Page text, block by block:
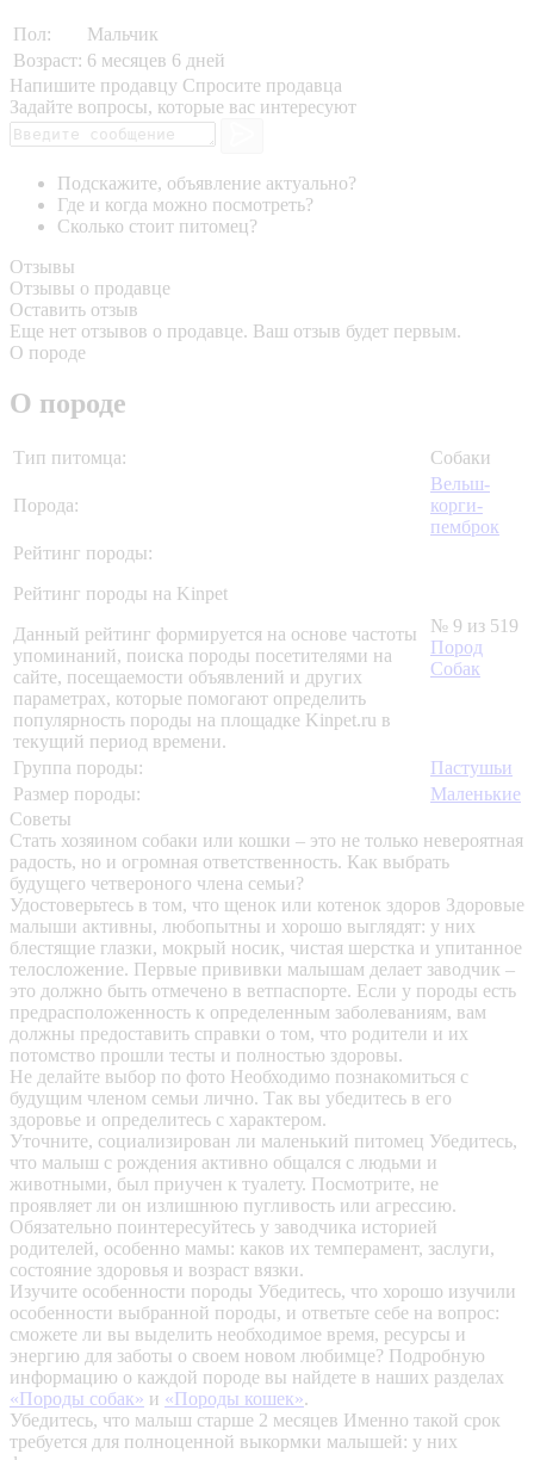
Пол:
Мальчик
Возраст: 6 месяцев 6 дней
Напишите продавцу Спросите продавца
Задайте вопросы, которые вас интересуют
Подскажите, объявление актуально?
Где и когда можно посмотреть?
Сколько стоит питомец?
Отзывы
Отзывы о продавце
Оставить отзыв
Еще нет отзывов о продавце. Ваш отзыв будет первым.
О породе
О породе
Тип питомца: Собаки
Порода:
Вельш-
корги-
пемброк
Рейтинг породы:
Рейтинг породы на Kinpet
Данный рейтинг формируется на основе частоты
упоминаний, поиска породы посетителями на
сайте, посещаемости объявлений и других
параметрах, которые помогают определить
популярность породы на площадке Kinpet.ru в
текущий период времени.
№ 9 из 519
Пород
Собак
Группа породы:
Пастушьи
Размер породы:
Маленькие
Советы
Стать хозяином собаки или кошки – это не только невероятная
радость, но и огромная ответственность. Как выбрать
будущего четвероного члена семьи?
Удостоверьтесь в том, что щенок или котенок здоров Здоровые
малыши активны, любопытны и хорошо выглядят: у них
блестящие глазки, мокрый носик, чистая шерстка и упитанное
телосложение. Первые прививки малышам делает заводчик –
это должно быть отмечено в ветпаспорте. Если у породы есть
предрасположенность к определенным заболеваниям, вам
должны предоставить справки о том, что родители и их
потомство прошли тесты и полностью здоровы.
Не делайте выбор по фото Необходимо познакомиться с
будущим членом семьи лично. Так вы убедитесь в его
здоровье и определитесь с характером.
Уточните, социализирован ли маленький питомец Убедитесь,
что малыш с рождения активно общался с людьми и
животными, был приучен к туалету. Посмотрите, не
проявляет ли он излишнюю пугливость или агрессию.
Обязательно поинтересуйтесь у заводчика историей
родителей, особенно мамы: каков их темперамент, заслуги,
состояние здоровья и возраст вязки.
Изучите особенности породы Убедитесь, что хорошо изучили
особенности выбранной породы, и ответьте себе на вопрос:
сможете ли вы выделить необходимое время, ресурсы и
энергию для заботы о своем новом любимце? Подробную
информацию о каждой породе вы найдете в наших разделах
«Породы собак» и «Породы кошек».
Убедитесь, что малыш старше 2 месяцев Именно такой срок
требуется для полноценной выкормки малышей: у них